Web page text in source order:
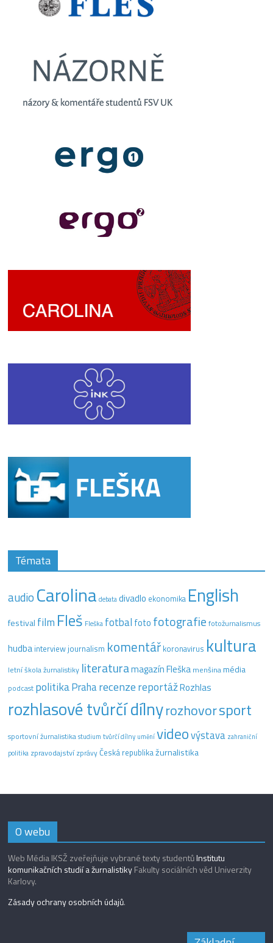
Témata
audio Carolina debata divadlo ekonomika English
festival film Fleš Fleška fotbal foto fotografie fotožurnalismus
hudba interview journalism komentář koronavirus kultura
letní škola žurnalistiky literaturamagazín Fleška menšinamédia
podcast politikaPraharecenzereportážRozhlas
rozhlasové tvůrčí dílnyrozhovorsport
sportovní žurnalistika studium tvůrčí dílny uměnívideovýstava zahraniční
politika zpravodajstvízprávyČeská republikažurnalistika
O webu
Web Média IKSŽ zveřejňuje vybrané texty studentůInstitutu
komunikačních studií a žurnalistikyFakulty sociálních věd Univerzity
Karlovy.
Zásady ochrany osobních údajů.